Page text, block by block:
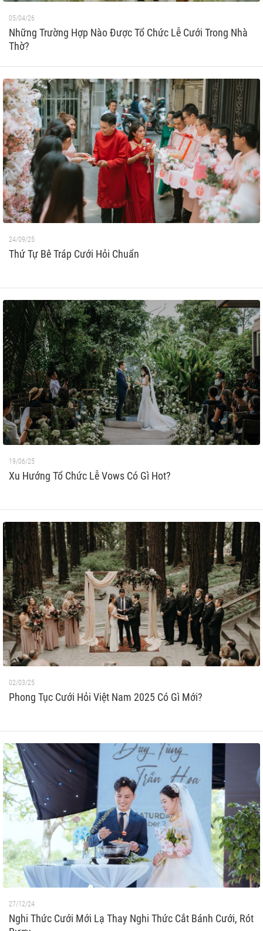
05/04/26
Những Trường Hợp Nào Được Tổ Chức Lễ Cưới Trong Nhà
Thờ?
24/09/25
Thứ Tự Bê Tráp Cưới Hỏi Chuẩn
19/06/25
Xu Hướng Tổ Chức Lễ Vows Có Gì Hot?
02/03/25
Phong Tục Cưới Hỏi Việt Nam 2025 Có Gì Mới?
27/12/24
Nghi Thức Cưới Mới Lạ Thay Nghi Thức Cắt Bánh Cưới, Rót